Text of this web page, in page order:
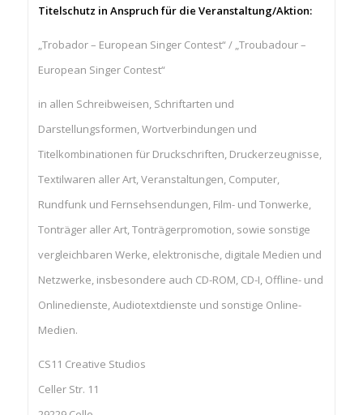
Titelschutz in Anspruch für die Veranstaltung/Aktion:
„Trobador – European Singer Contest“ / „Troubadour –
European Singer Contest“
in allen Schreibweisen, Schriftarten und
Darstellungsformen, Wortverbindungen und
Titelkombinationen für Druckschriften, Druckerzeugnisse,
Textilwaren aller Art, Veranstaltungen, Computer,
Rundfunk und Fernsehsendungen, Film- und Tonwerke,
Tonträger aller Art, Tonträgerpromotion, sowie sonstige
vergleichbaren Werke, elektronische, digitale Medien und
Netzwerke, insbesondere auch CD-ROM, CD-I, Offline- und
Onlinedienste, Audiotextdienste und sonstige Online-
Medien.
CS11 Creative Studios
Celler Str. 11